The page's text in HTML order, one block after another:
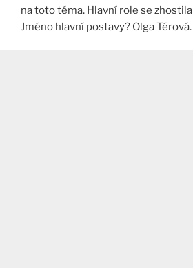
na toto téma. Hlavní role se zhostila
Jméno hlavní postavy? Olga Térová.